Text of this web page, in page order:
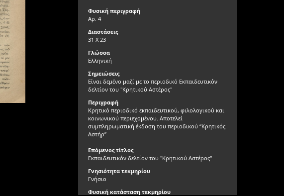
Φυσική περιγραφή
Αρ. 4
Διαστάσεις
31 Χ 23
Γλώσσα
Ελληνική
Σημειώσεις
Είναι δεμένο μαζί με το περιοδικό Εκπαιδευτικόν
δελτίον του "Κρητικού Αστέρος"
Περιγραφή
Κρητικό περιοδικό εκπαιδευτικού, φιλολογικού και
κοινωνικού περιεχομένου. Αποτελεί
συμπληρωματική έκδοση του περιοδικού “Κρητικός
Αστήρ”
Επόμενος τίτλος
Εκπαιδευτικόν δελτίον του "Κρητικού Αστέρος"
Γνησιότητα τεκμηρίου
Γνήσιο
Φυσική κατάσταση τεκμηρίου